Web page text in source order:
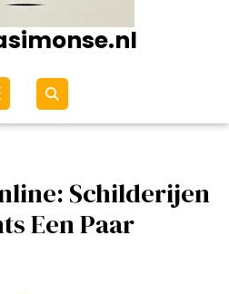
Open
menu
Schilderijen
Een Paar